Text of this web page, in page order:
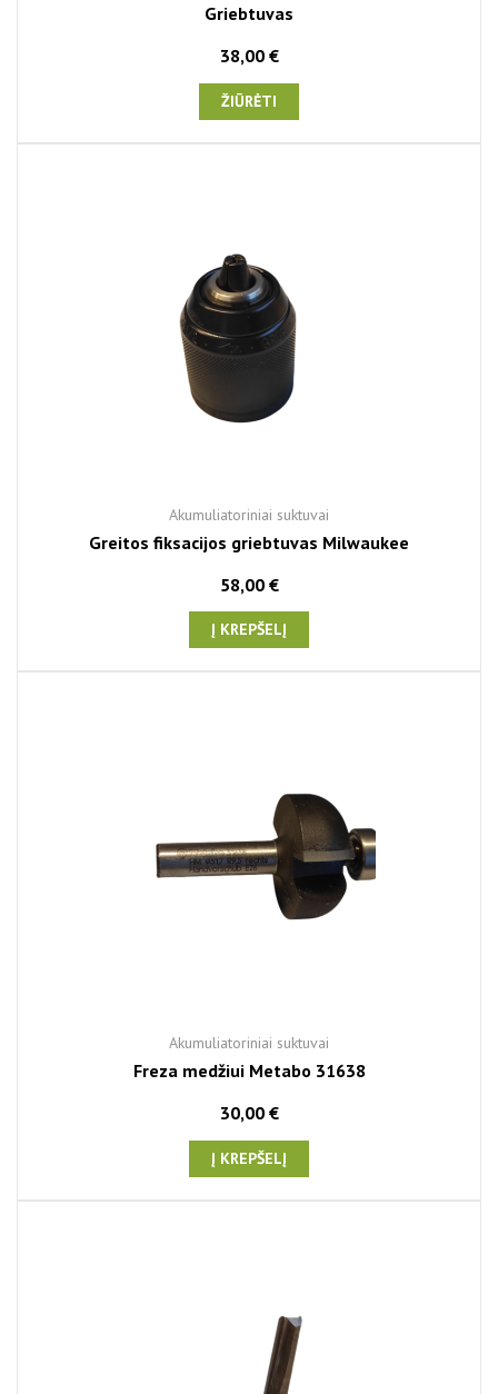
Griebtuvas
38,00 €
ŽIŪRĖTI
Akumuliatoriniai suktuvai
Greitos fiksacijos griebtuvas Milwaukee
58,00 €
Į KREPŠELĮ
Akumuliatoriniai suktuvai
Freza medžiui Metabo 31638
30,00 €
Į KREPŠELĮ